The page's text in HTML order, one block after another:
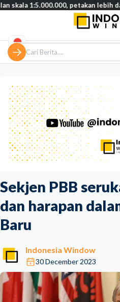
Sekjen PBB
dan harapan
Baru
Indonesia Window
30 December 2023
petakan lebih dari 13.500